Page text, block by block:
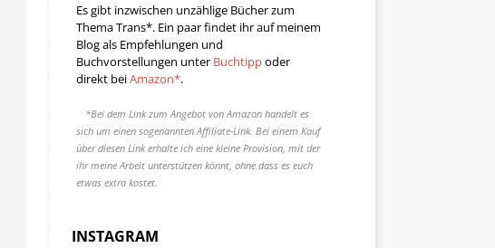
Es gibt inzwischen unzählige Bücher zum
Thema Trans*. Ein paar findet ihr auf meinem
Blog als Empfehlungen und
Buchvorstellungen unter Buchtippoder
direkt beiAmazon*.
*Bei dem Link zum Angebot von Amazon handelt es
sich um einen sogenannten Affiliate-Link. Bei einem Kauf
über diesen Link erhalte ich eine kleine Provision, mit der
ihr meine Arbeit unterstützen könnt, ohne dass es euch
etwas extra kostet.
INSTAGRAM